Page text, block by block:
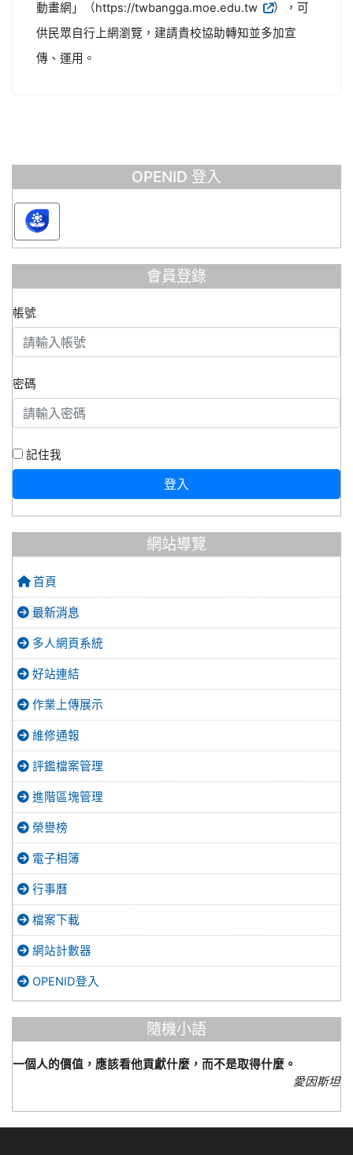
動畫網」（https://twbangga.moe.edu.tw
），可
供民眾自行上網瀏覽，建請貴校協助轉知並多加宣
傳、運用。
OPENID 登入
會員登錄
帳號
密碼
記住我
登入
網站導覽
首頁
最新消息
多人網頁系統
好站連結
作業上傳展示
維修通報
評鑑檔案管理
進階區塊管理
榮譽榜
電子相簿
行事曆
檔案下載
網站計數器
OPENID登入
隨機小語
一個人的價值，應該看他貢獻什麼，而不是取得什麼。
愛因斯坦